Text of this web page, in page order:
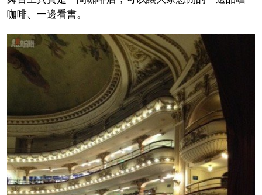
咖啡、一邊看書。